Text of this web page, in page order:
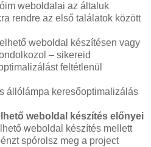
weboldalai az általuk
rendre az első találatok között
weboldal készítésen vagy
– sikereid
feltétlenül
állólámpa keresőoptimalizálás
weboldal készítés előnyei
weboldal készítés mellett
spórolsz meg a project